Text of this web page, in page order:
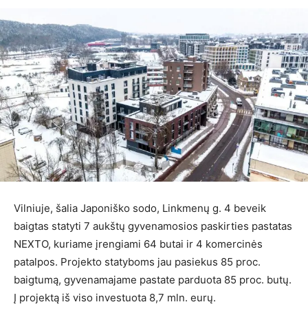
Vilniuje, šalia Japoniško sodo, Linkmenų g. 4 beveik
baigtas statyti 7 aukštų gyvenamosios paskirties pastatas
NEXTO, kuriame įrengiami 64 butai ir 4 komercinės
patalpos. Projekto statyboms jau pasiekus 85 proc.
baigtumą, gyvenamajame pastate parduota 85 proc. butų.
Į projektą iš viso investuota 8,7 mln. eurų.